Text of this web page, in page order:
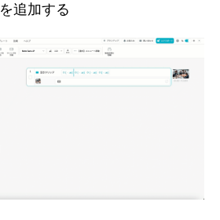
追加する